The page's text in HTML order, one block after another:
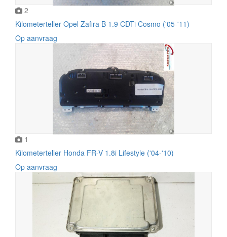
2
Kilometerteller Opel Zafira B 1.9 CDTi Cosmo ('05-'11)
Op aanvraag
1
Kilometerteller Honda FR-V 1.8i Lifestyle ('04-'10)
Op aanvraag